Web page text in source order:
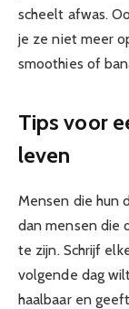
scheelt afwas.
je ze niet meer
smoothies of
Tips voor
leven
Mensen die hun
dan mensen die
te zijn. Schrijf
volgende dag
haalbaar en